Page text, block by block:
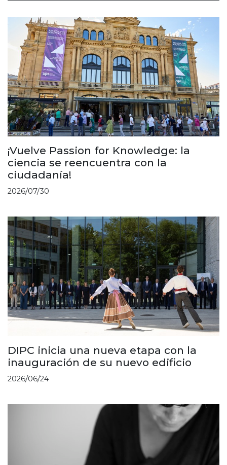
¡Vuelve Passion for Knowledge: la
ciencia se reencuentra con la
ciudadanía!
2026/07/30
DIPC inicia una nueva etapa con la
inauguración de su nuevo edificio
2026/06/24